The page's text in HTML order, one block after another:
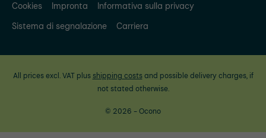
Cookies Impronta
Informativa sulla privacy
Sistema di segnalazione
Carriera
All prices excl. VAT plus shipping costsand possible delivery charges, if
not stated otherwise.
© 2026 - Ocono